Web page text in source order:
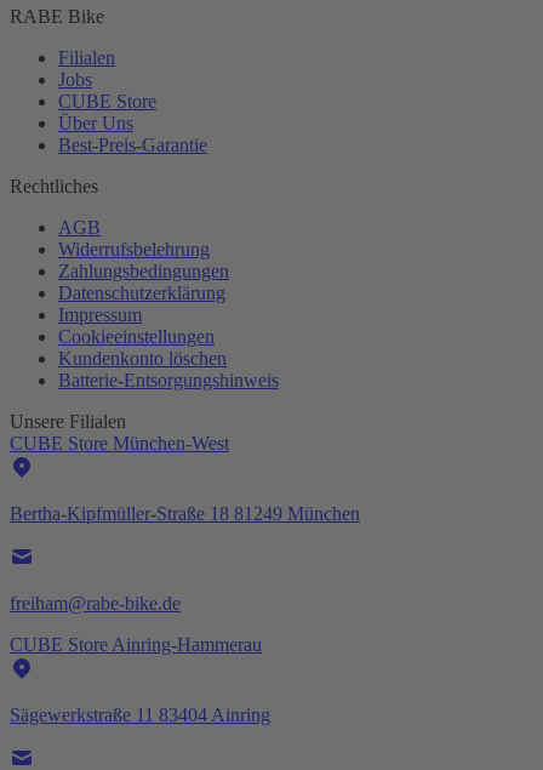
RABE Bike
Filialen
Jobs
CUBE Store
Über Uns
Best-Preis-Garantie
Rechtliches
AGB
Widerrufsbelehrung
Zahlungsbedingungen
Datenschutzerklärung
Impressum
Cookieeinstellungen
Kundenkonto löschen
Batterie-Entsorgungshinweis
Unsere Filialen
CUBE Store München-West
Bertha-Kipfmüller-Straße 18 81249 München
freiham@rabe-bike.de
CUBE Store Ainring-Hammerau
Sägewerkstraße 11 83404 Ainring